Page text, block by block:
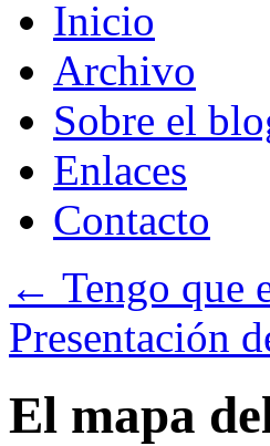
Inicio
Archivo
Sobre el
Enlaces
Contacto
← Tengo que
Presentación
El mapa